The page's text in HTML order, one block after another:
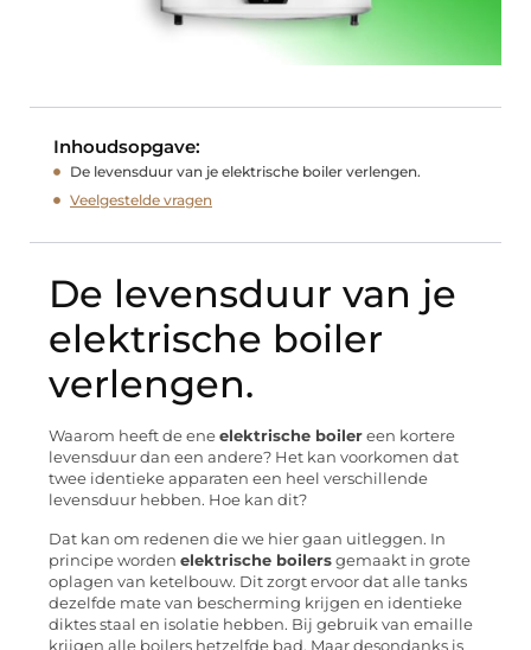
Inhoudsopgave:
De levensduur van je elektrische boiler verlengen.
Veelgestelde vragen
De levensduur van je
elektrische boiler
verlengen.
Waarom heeft de ene elektrische boiler een kortere
levensduur dan een andere? Het kan voorkomen dat
twee identieke apparaten een heel verschillende
levensduur hebben. Hoe kan dit?
Dat kan om redenen die we hier gaan uitleggen. In
principe worden elektrische boilers gemaakt in grote
oplagen van ketelbouw. Dit zorgt ervoor dat alle tanks
dezelfde mate van bescherming krijgen en identieke
diktes staal en isolatie hebben. Bij gebruik van emaille
krijgen alle boilers hetzelfde bad. Maar desondanks is